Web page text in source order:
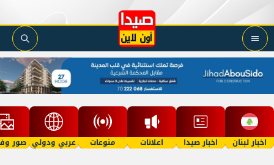
اخبار لبنان اخبار صيدا اعلانات منوعات عربي ودولي صور